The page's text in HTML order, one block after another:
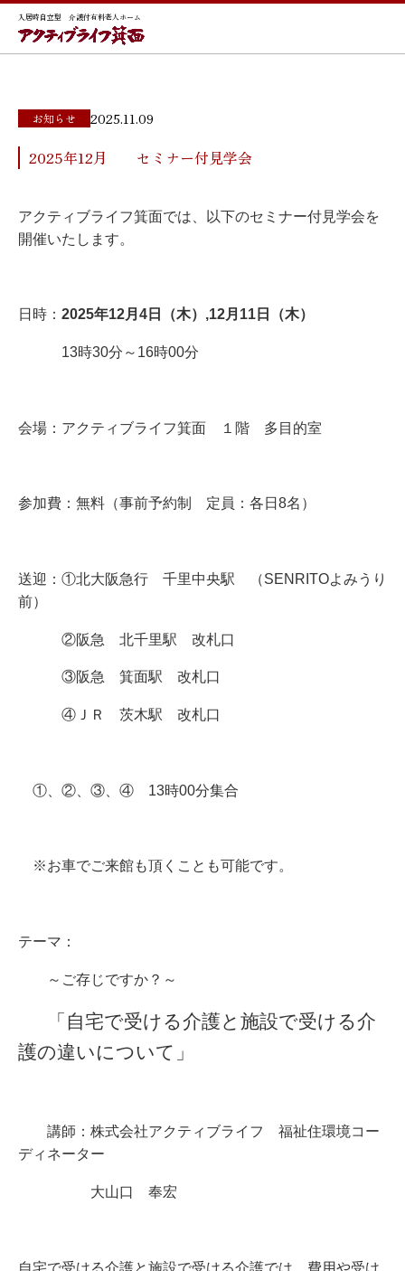
入居時自立型 介護付有料老人ホーム
お知らせ 2025.11.09
2025年12月 セミナー付見学会
アクティブライフ箕面では、以下のセミナー付見学会を
開催いたします。
日時： 2025年12月4日（木）,12月11日（木）
13時30分～16時00分
会場：アクティブライフ箕面 １階 多目的室
参加費：無料（事前予約制 定員：各日8名）
送迎：①北大阪急行 千里中央駅 （SENRITOよみうり
前）
②阪急 北千里駅 改札口
③阪急 箕面駅 改札口
④ ＪＲ 茨木駅 改札口
①、②、③、 ④ 13時00分集合
※お車でご来館も頂くことも可能です。
テーマ：
～ご存じですか？～
「自宅で受ける介護と施設で受ける介
護の違いについて」
講師：株式会社アクティブライフ 福祉住環境コー
ディネーター
大山口 奉宏
自宅で受ける介護と施設で受ける介護では、費用や受け